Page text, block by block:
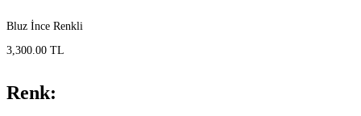
Bluz İnce Renkli
3,300.00 TL
Renk: